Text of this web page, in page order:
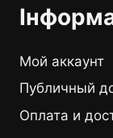
Мой аккаунт
Публичный
Оплата и